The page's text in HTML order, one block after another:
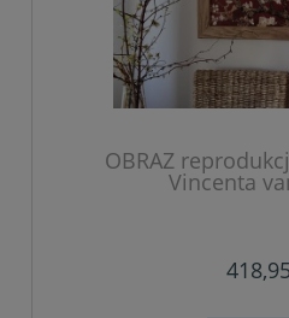
OBRAZ
Vincenta